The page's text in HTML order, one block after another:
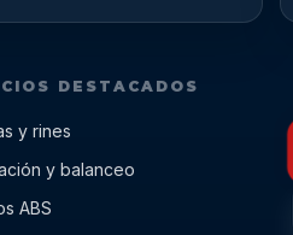
DESTACADOS
y rines
y balanceo
ABS